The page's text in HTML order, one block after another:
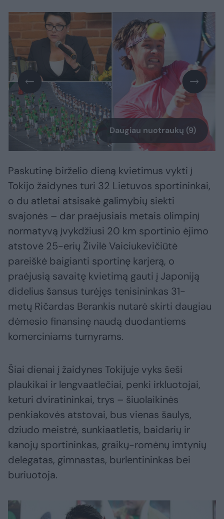
Daugiau nuotraukų (9)
Paskutinę birželio dieną kvietimus vykti į
Tokijo žaidynes turi 32 Lietuvos sportininkai,
o du atletai atsisakė galimybių siekti
svajonės – dar praėjusiais metais olimpinį
normatyvą įvykdžiusi 20 km sportinio ėjimo
atstovė 25-erių Živilė Vaiciukevičiūtė
pareiškė baigianti sportinę karjerą, o
praėjusią savaitę kvietimą gauti į Japoniją
didelius šansus turėjęs tenisininkas 31-
metų Ričardas Berankis nutarė skirti daugiau
dėmesio finansinę naudą duodantiems
komerciniams turnyrams.
Šiai dienai į žaidynes Tokijuje vyks šeši
plaukikai ir lengvaatlečiai, penki irkluotojai,
keturi dviratininkai, trys – šiuolaikinės
penkiakovės atstovai, bus vienas šaulys,
dziudo meistrė, sunkiaatletis, baidarių ir
kanojų sportininkas, graikų-romėnų imtynių
delegatas, gimnastas, burlentininkas bei
buriuotoja.